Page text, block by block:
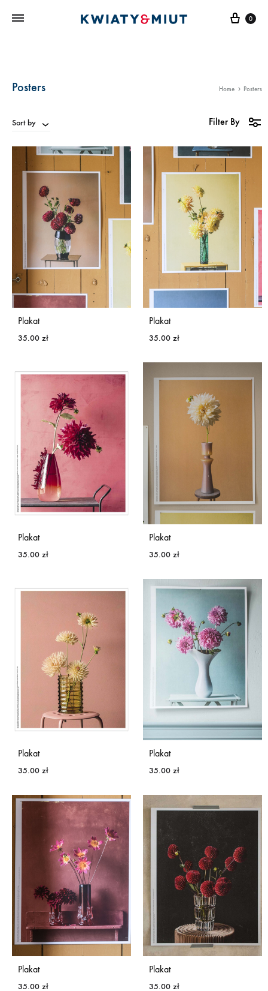
Cart
0
Posters Home Posters
Sort by Filter By
Plakat
35.00 zł
Plakat
35.00 zł
Plakat
35.00 zł
Plakat
35.00 zł
Plakat
35.00 zł
Plakat
35.00 zł
Plakat
35.00 zł
Plakat
35.00 zł